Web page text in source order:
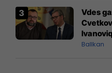
Vdes
Ballkan